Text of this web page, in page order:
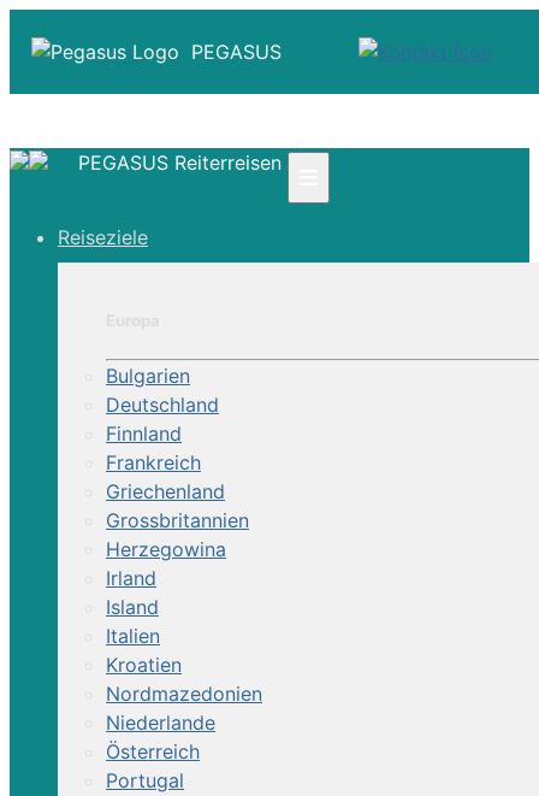
PEGASUS
☎ Deutschland 0800 - 505 18 01
Über Uns
PEGASUS Reiterreisen
Reiseziele
Bulgarien
Deutschland
Finnland
Frankreich
Griechenland
Grossbritannien
Herzegowina
Irland
Island
Italien
Kroatien
Nordmazedonien
Niederlande
Österreich
Portugal